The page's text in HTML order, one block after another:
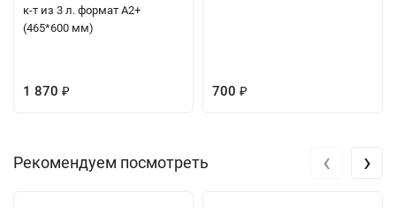
к-т из 3 л. формат А2+
(465*600 мм)
1 870 ₽ 700 ₽
Рекомендуем посмотреть ‹ ›